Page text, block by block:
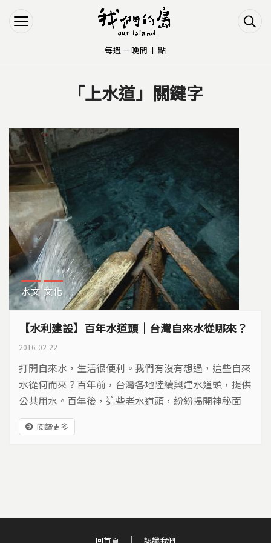
Jump to Navigation
Jump to Main content
「上水道」關鍵字
水文 文化
【水利建設】百年水道頭｜台灣自來水從哪來？
2016-02-22
打開自來水，生活很便利。我們有沒有想過，這些自來
水從何而來？百年前，台灣各地陸續興建水道頭，提供
公共用水。百年後，這些老水道頭，紛紛揭開神秘面
紗，讓我們看見它們的風采…
閱讀更多
回首頁 認識我們
每週一晚間十點